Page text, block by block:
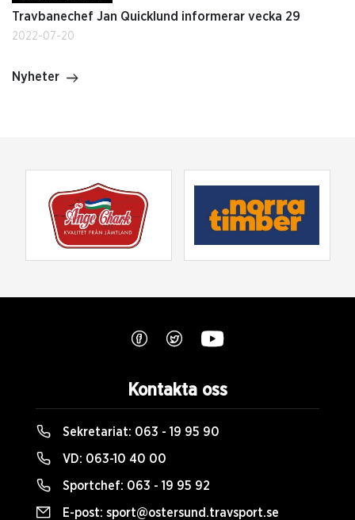
Travbanechef Jan Quicklund informerar vecka 29
2022-07-20
Nyheter
Kontakta oss
Sekretariat: 063 - 19 95 90
VD: 063-10 40 00
Sportchef: 063 - 19 95 92
E-post: sport@ostersund.travsport.se